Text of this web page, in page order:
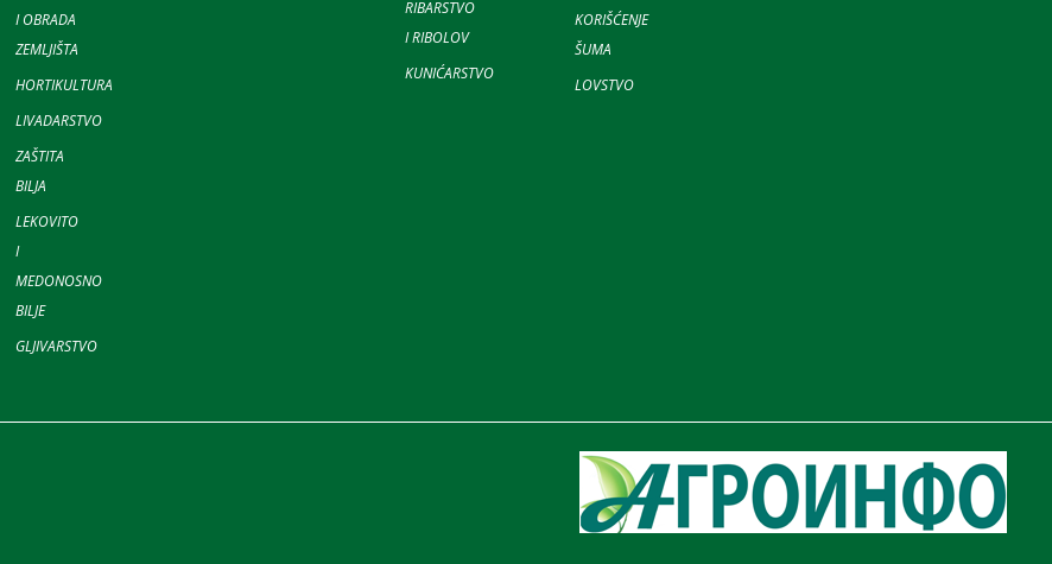
I OBRADA
ZEMLJIŠTA
HORTIKULTURA
LIVADARSTVO
ZAŠTITA
BILJA
LEKOVITO
I
MEDONOSNO
BILJE
GLJIVARSTVO
RIBARSTVO
I RIBOLOV
KUNIĆARSTVO
KORIŠĆENJE
ŠUMA
LOVSTVO